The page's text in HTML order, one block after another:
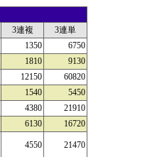
3連複
3連単
1350
6750
1810
9130
12150
60820
1540
5450
4380
21910
6130 16720
4550 21470